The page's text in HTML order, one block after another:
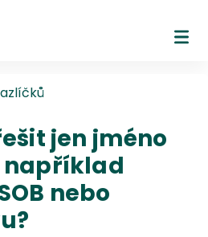
jen jméno
například
nebo